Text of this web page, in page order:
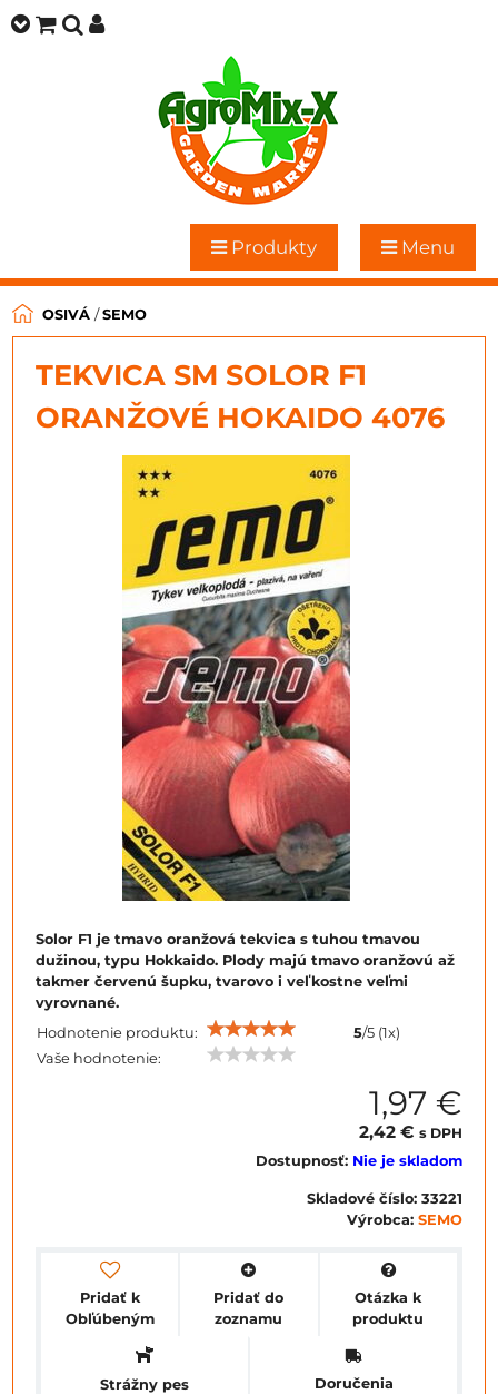
Produkty Menu
OSIVÁ / SEMO
TEKVICA SM SOLOR F1
ORANŽOVÉ HOKAIDO 4076
Solor F1 je tmavo oranžová tekvica s tuhou tmavou
dužinou, typu Hokkaido. Plody majú tmavo oranžovú až
takmer červenú šupku, tvarovo i veľkostne veľmi
vyrovnané.
Hodnotenie produktu:
5/5 (1x)
Vaše hodnotenie:
1,97 €
2,42 € s DPH
Dostupnosť: Nie je skladom
Skladové číslo: 33221
Výrobca: SEMO
Pridať k
Obľúbeným
Pridať do
zoznamu
Otázka k
produktu
Strážny pes Doručenia